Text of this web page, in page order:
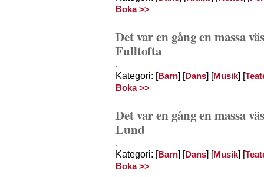
Boka >>
Det var en gång en massa
Fulltofta
.
Kategori: [Barn] [Dans] [Musik] [
Boka >>
Det var en gång en massa
Lund
.
Kategori: [Barn] [Dans] [Musik] [
Boka >>